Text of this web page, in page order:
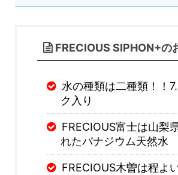
FRECIOUS SIPHON+の
水の種類は二種類！！
ク入り
FRECIOUS富士は山梨
れたバナジウム天然水
FRECIOUS木曽は程よ